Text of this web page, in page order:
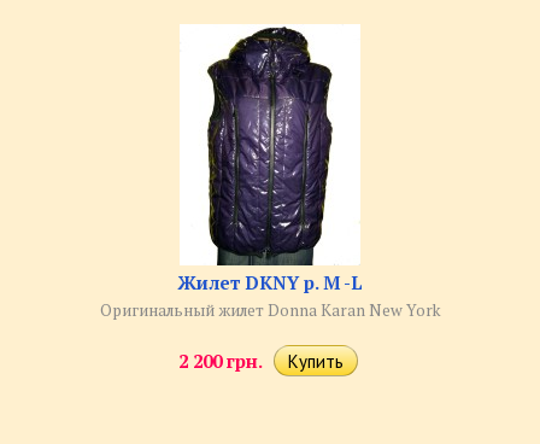
Жилет DKNY р. M -L
Оригинальный жилет Donna Karan New York
2 200 грн.